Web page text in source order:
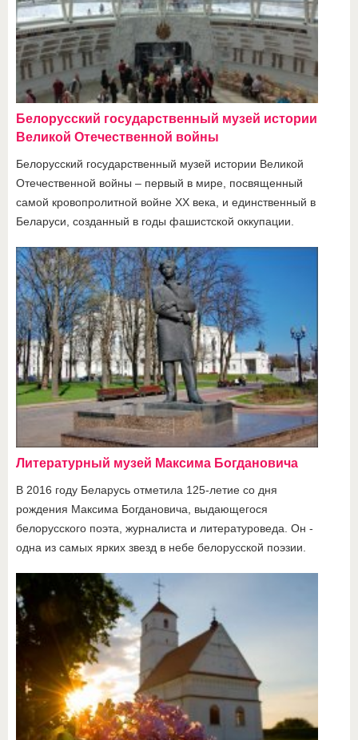
Белорусский государственный музей истории
Великой Отечественной войны
Белорусский государственный музей истории Великой
Отечественной войны – первый в мире, посвященный
самой кровопролитной войне ХХ века, и единственный в
Беларуси, созданный в годы фашистской оккупации.
Литературный музей Максима Богдановича
В 2016 году Беларусь отметила 125-летие со дня
рождения Максима Богдановича, выдающегося
белорусского поэта, журналиста и литературоведа. Он -
одна из самых ярких звезд в небе белорусской поэзии.